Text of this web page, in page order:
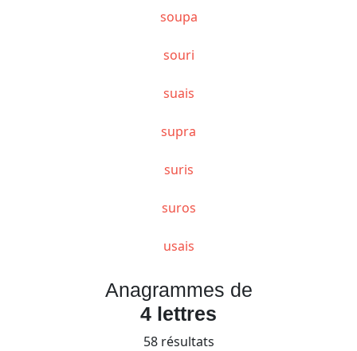
soupa
souri
suais
supra
suris
suros
usais
Anagrammes de
4 lettres
58 résultats